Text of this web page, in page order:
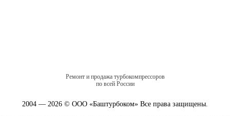
Ремонт и продажа турбокомпрессоров
по всей России
2004 — 2026 © ООО «Баштурбоком» Все права защищены.